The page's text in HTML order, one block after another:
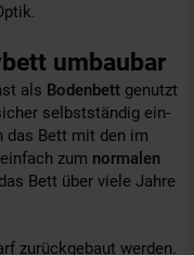
umbaubar
als Bodenbett genutzt
selbstständig ein-
das Bett mit den im
zum normalen
Bett über viele Jahre
zurückgebaut werden.